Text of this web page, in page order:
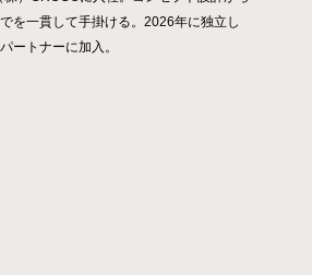
を一貫して手掛ける。2026年に独立し
ートナーに加入。